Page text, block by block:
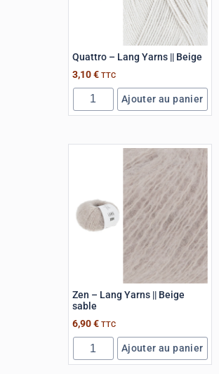
Quattro – Lang Yarns || Beige
3,10€ TTC
Ajouter au panier
Zen – Lang Yarns || Beige
sable
6,90€ TTC
Ajouter au panier